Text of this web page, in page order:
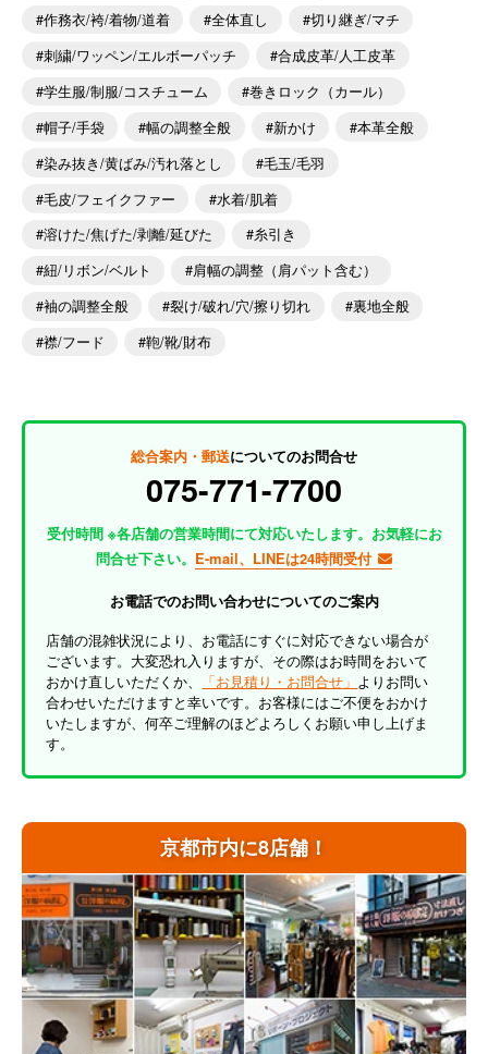
京都市内に8店舗！
作務衣/袴/着物/道着
全体直し
切り継ぎ/マチ
刺繍/ワッペン/エルボーパッチ
合成皮革/人工皮革
学生服/制服/コスチューム
巻きロック（カール）
帽子/手袋
幅の調整全般 新かけ
本革全般
染み抜き/黄ばみ/汚れ落とし
毛玉/毛羽
毛皮/フェイクファー
水着/肌着
溶けた/焦げた/剥離/延びた
糸引き
紐/リボン/ベルト
肩幅の調整（肩パット含む）
袖の調整全般
裂け/破れ/穴/擦り切れ
裏地全般
襟/フード
鞄/靴/財布
総合案内・郵送についてのお問合せ
075-771-7700
受付時間 ※各店舗の営業時間にて対応いたします。お気軽にお
問合せ下さい。 E-mail、LINEは24時間受付
お電話でのお問い合わせについてのご案内
店舗の混雑状況により、お電話にすぐに対応できない場合が
ございます。大変恐れ入りますが、その際はお時間をおいて
おかけ直しいただくか、
「お見積り・お問合せ」 よりお問い
合わせいただけますと幸いです。お客様にはご不便をおかけ
いたしますが、何卒ご理解のほどよろしくお願い申し上げま
す。